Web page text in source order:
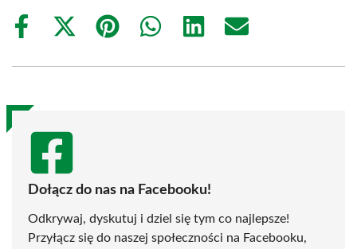
Share
Share
(Twitter)
Share
Share
Share
Share
Dołącz do nas na Facebooku!
Odkrywaj, dyskutuj i dziel się tym co najlepsze!
Przyłącz się do naszej społeczności na Facebooku,